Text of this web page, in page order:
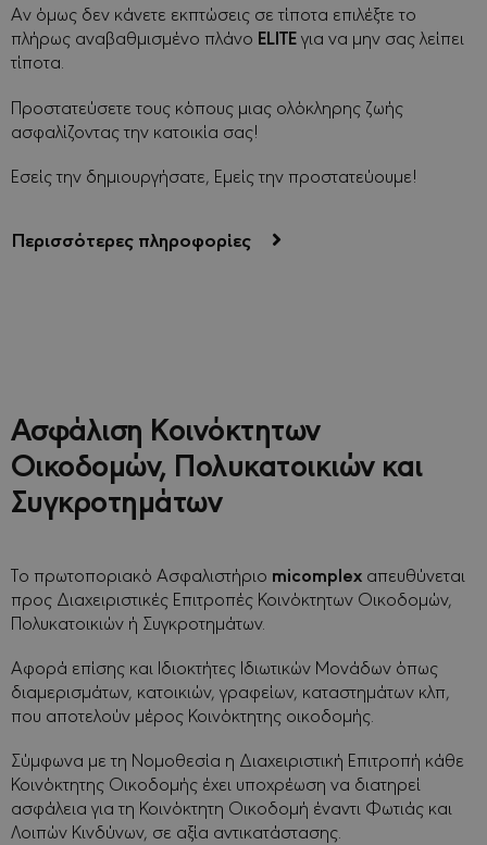
Αν όμως δεν κάνετε εκπτώσεις σε τίποτα επιλέξτε το
πλήρως αναβαθμισμένο πλάνο ELITEγια να μην σας λείπει
τίποτα.
Προστατεύσετε τους κόπους μιας ολόκληρης ζωής
ασφαλίζοντας την κατοικία σας!
Εσείς την δημιουργήσατε, Εμείς την προστατεύουμε!
Περισσότερες πληροφορίες
Ασφάλιση Κοινόκτητων
Οικοδομών, Πολυκατοικιών και
Συγκροτημάτων
Τo πρωτοποριακό Ασφαλιστήριο micomplexαπευθύνεται
προς Διαχειριστικές Επιτροπές Κοινόκτητων Οικοδομών,
Πολυκατοικιών ή Συγκροτημάτων.
Αφορά επίσης και Ιδιοκτήτες Ιδιωτικών Μονάδων όπως
διαμερισμάτων, κατοικιών, γραφείων, καταστημάτων κλπ,
που αποτελούν μέρος Κοινόκτητης οικοδομής.
Σύμφωνα με τη Νομοθεσία η Διαχειριστική Επιτροπή κάθε
Κοινόκτητης Οικοδομής έχει υποχρέωση να διατηρεί
ασφάλεια για τη Κοινόκτητη Οικοδομή έναντι Φωτιάς και
Λοιπών Κινδύνων, σε αξία αντικατάστασης.